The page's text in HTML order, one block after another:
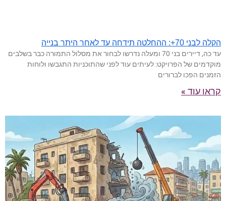
הקלה לבני 70+: ההחלטה תידחה עד לאחר היתר בנייה
עד כה, דיירים בני 70 ומעלה נדרשו לבחור את מסלול התמורה כבר בשלבים
מוקדמים של הפרויקט: לעיתים עוד לפני שהתוכניות התגבשו ולוחות
הזמנים הפכו לברורים
קראו עוד »